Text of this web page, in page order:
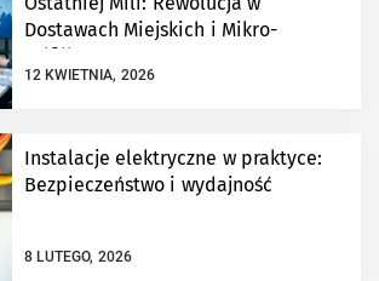
Dostawach Miejskich i Mikro-
Fulfillment
12 KWIETNIA, 2026
Instalacje elektryczne w praktyce:
Bezpieczeństwo i wydajność
8 LUTEGO, 2026